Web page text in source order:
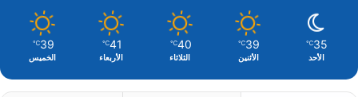
35
℃
الأحد
39
℃
الأثنين
40
℃
الثلاثاء
41
℃
الأربعاء
39
℃
الخميس